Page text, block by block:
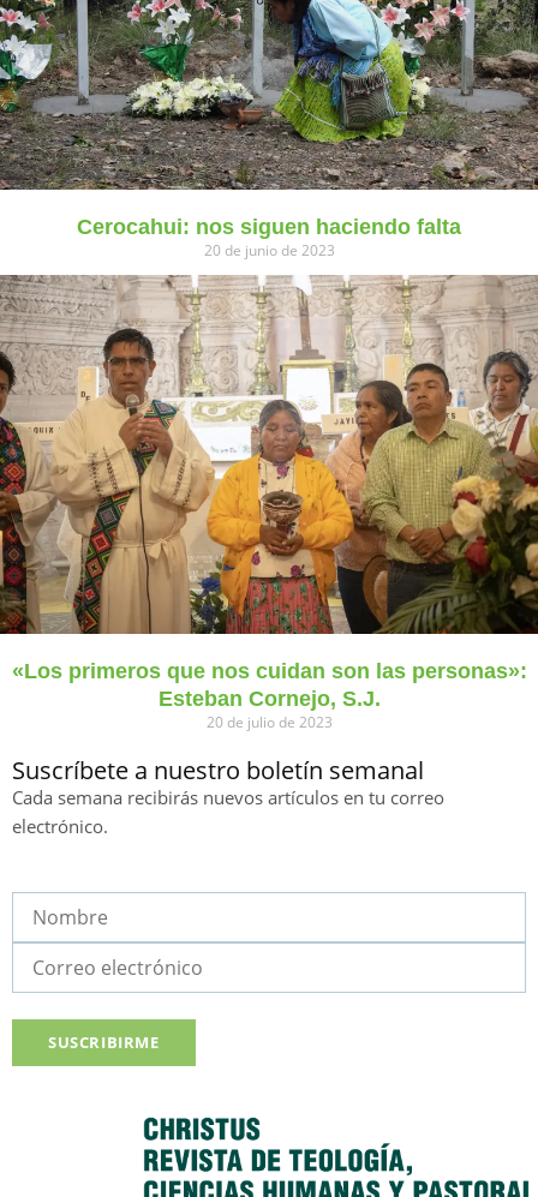
Cerocahui: nos siguen haciendo falta
20 de junio de 2023
«Los primeros que nos cuidan son las personas»:
Esteban Cornejo, S.J.
20 de julio de 2023
Suscríbete a nuestro boletín semanal
Cada semana recibirás nuevos artículos en tu correo
electrónico.